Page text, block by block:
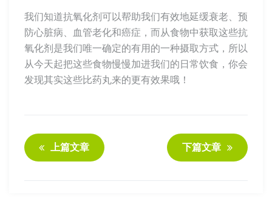
我们知道抗氧化剂可以帮助我们有效地延缓衰老、预
防心脏病、血管老化和癌症，而从食物中获取这些抗
氧化剂是我们唯一确定的有用的一种摄取方式，所以
从今天起把这些食物慢慢加进我们的日常饮食，你会
发现其实这些比药丸来的更有效果哦！
上篇文章 下篇文章